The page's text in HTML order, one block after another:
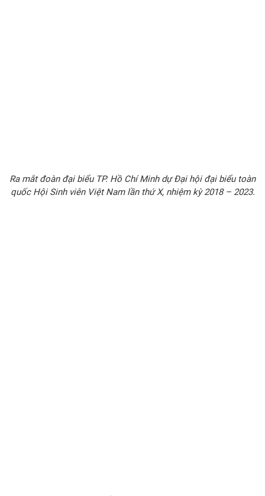
Ra mắt đoàn đại biểu TP. Hồ Chí Minh dự Đại hội đại biểu toàn
quốc Hội Sinh viên Việt Nam lần thứ X, nhiệm kỳ 2018 – 2023.​